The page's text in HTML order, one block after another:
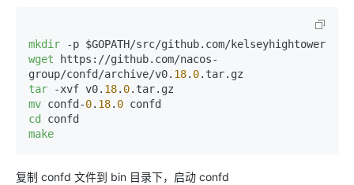
mkdir
wget https://github.com/nacos-
group/confd/archive/v0. 18. 0
tar -xvf v0. 18. 0
mv confd-0. 18. 0
cd
make
复制 confd 文件到 bin 目录下，启动 confd